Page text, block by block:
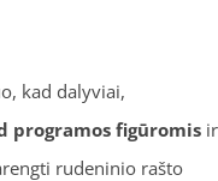
kad dalyviai,
programos figūromis ir
rudeninio rašto